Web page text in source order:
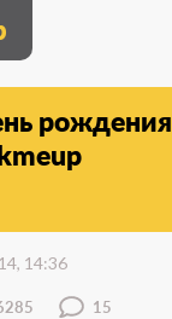
рождения
14:36
15